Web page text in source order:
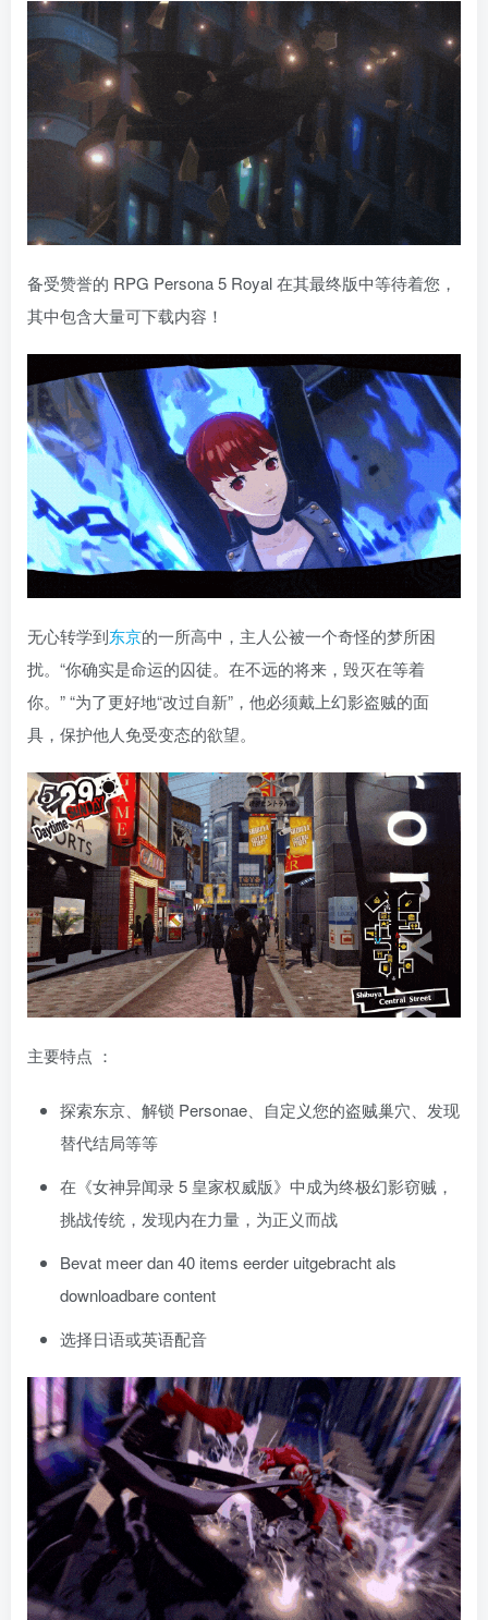
备受赞誉的 RPG Persona 5 Royal 在其最终版中等待着您，
其中包含大量可下载内容！
无心转学到东京的一所高中，主人公被一个奇怪的梦所困
扰。“你确实是命运的囚徒。在不远的将来，毁灭在等着
你。” “为了更好地“改过自新”，他必须戴上幻影盗贼的面
具，保护他人免受变态的欲望。
主要特点 ：
探索东京、解锁 Personae、自定义您的盗贼巢穴、发现
替代结局等等
在《女神异闻录 5 皇家权威版》中成为终极幻影窃贼，
挑战传统，发现内在力量，为正义而战
Bevat meer dan 40 items eerder uitgebracht als
downloadbare content
选择日语或英语配音